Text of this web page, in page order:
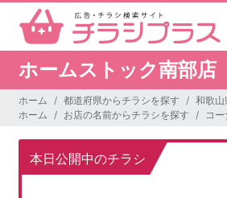
ホームストック南部店
ホーム 都道府県からチラシを探す 和歌山
ホーム
お店の名前からチラシを探す コ
本日公開中のチラシ